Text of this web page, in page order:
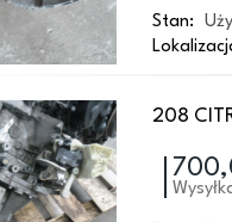
Stan:
208